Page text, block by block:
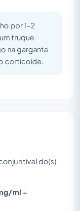
por 1–2
truque
na garganta
corticoide.
do(s)
ml +